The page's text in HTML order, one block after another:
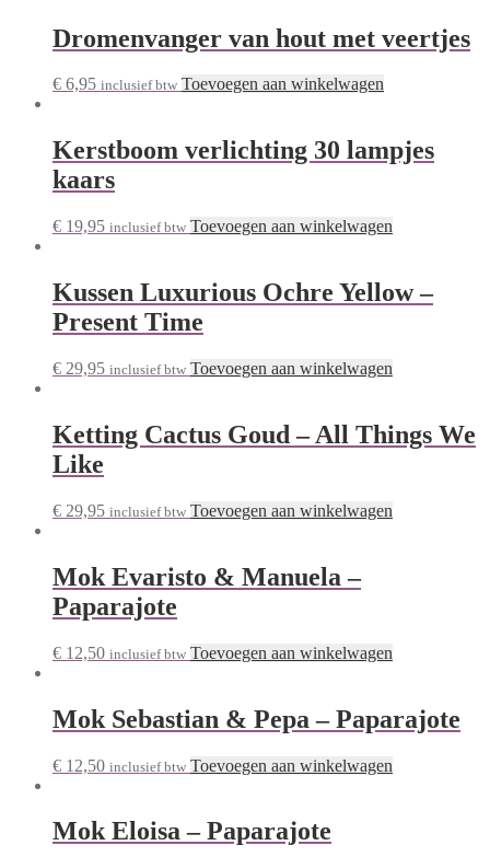
Dromenvanger van hout met veertjes
€ 6,95 inclusief btw Toevoegen aan winkelwagen
Kerstboom verlichting 30 lampjes
kaars
€ 19,95 inclusief btw Toevoegen aan winkelwagen
Kussen Luxurious Ochre Yellow –
Present Time
€ 29,95 inclusief btw Toevoegen aan winkelwagen
Ketting Cactus Goud – All Things We
Like
€ 29,95 inclusief btw Toevoegen aan winkelwagen
Mok Evaristo & Manuela –
Paparajote
€ 12,50 inclusief btw Toevoegen aan winkelwagen
Mok Sebastian & Pepa – Paparajote
€ 12,50 inclusief btw Toevoegen aan winkelwagen
Mok Eloisa – Paparajote